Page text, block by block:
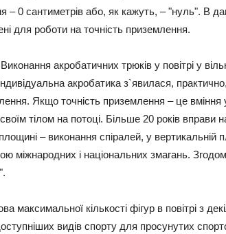
– 0 сантиметрів або, як кажуть, – "нуль". В
для роботи на точність приземлення.
акробатичних трюків у повітрі у
акробатика з`явилася,
Якщо точність приземлення – це
тілом на потоці. Більше 20 років вправи
– виконання спіралей, у вертикальній
міжнародних і національних змагань.
максимальної кількості фігур в повітрі з
видів спорту для просунутих